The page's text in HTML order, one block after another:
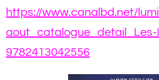
https://www.canalbd.net/
aout_catalogue_detail_Les-
9782413042556